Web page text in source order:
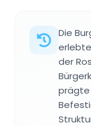
Die
der
prägte